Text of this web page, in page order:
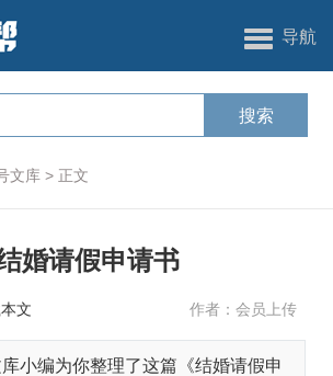
导航
文库 > 正文
婚请假申请书
文 作者：会员上传
小编为你整理了这篇《结婚请假申